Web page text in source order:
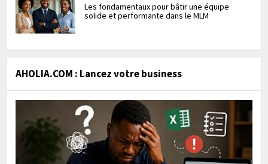
Les fondamentaux pour bâtir une équipe
solide et performante dans le MLM
AHOLIA.COM : Lancez votre business